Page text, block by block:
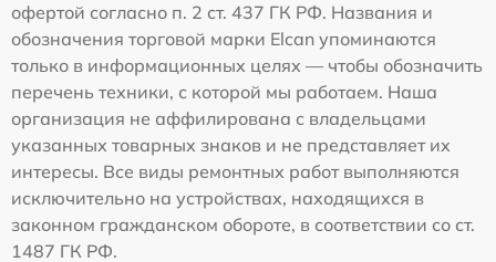
офертой согласно п. 2 ст. 437 ГК РФ. Названия и
обозначения торговой марки Elcan упоминаются
только в информационных целях — чтобы обозначить
перечень техники, с которой мы работаем. Наша
организация не аффилирована с владельцами
указанных товарных знаков и не представляет их
интересы. Все виды ремонтных работ выполняются
исключительно на устройствах, находящихся в
законном гражданском обороте, в соответствии со ст.
1487 ГК РФ.